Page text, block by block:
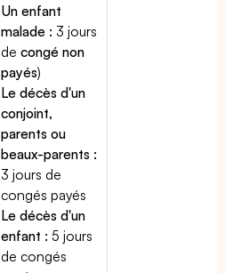
Un enfant
malade : 3 jours
decongé non
payés)
Le décès d'un
conjoint,
parents ou
beaux-parents :
3 jours de
congés payés
Le décès d'un
enfant : 5 jours
de congés